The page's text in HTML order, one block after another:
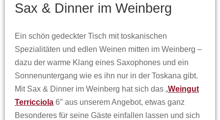
Sax & Dinner im Weinberg
Ein schön gedeckter Tisch mit toskanischen
Spezialitäten und edlen Weinen mitten im Weinberg –
dazu der warme Klang eines Saxophones und ein
Sonnenuntergang wie es ihn nur in der Toskana gibt.
Mit Sax & Dinner im Weinberg hat sich das „Weingut
Terricciola 6″ aus unserem Angebot, etwas ganz
Besonderes für seine Gäste einfallen lassen und sich